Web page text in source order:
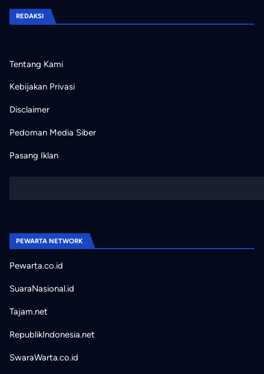
REDAKSI
Tentang Kami
Kebijakan Privasi
Disclaimer
Pedoman Media Siber
Pasang Iklan
PEWARTA NETWORK
Pewarta.co.id
SuaraNasional.id
Tajam.net
RepublikIndonesia.net
SwaraWarta.co.id